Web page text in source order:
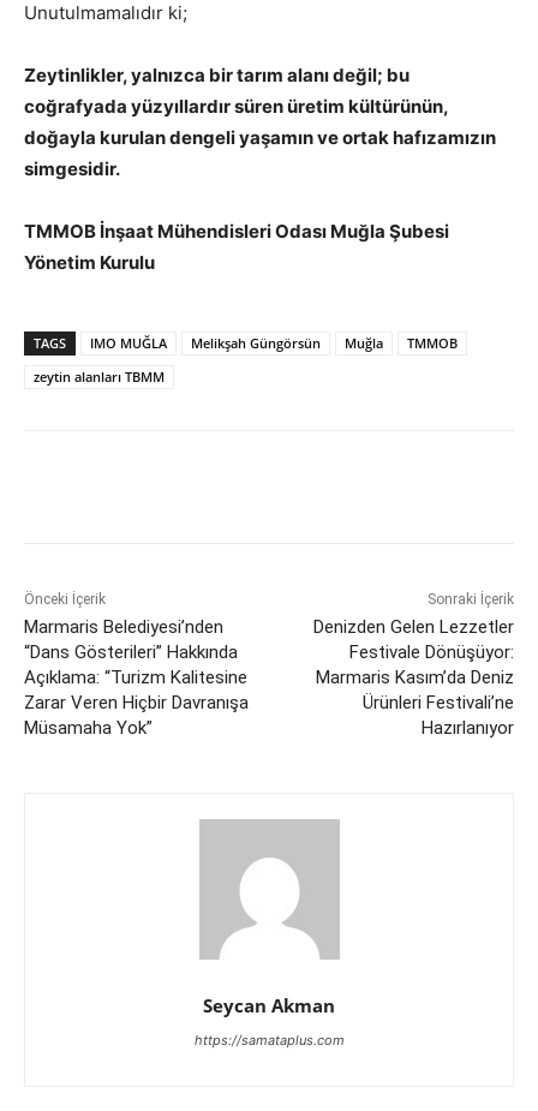
Unutulmamalıdır ki;
Zeytinlikler, yalnızca bir tarım alanı değil; bu
coğrafyada yüzyıllardır süren üretim kültürünün,
doğayla kurulan dengeli yaşamın ve ortak hafızamızın
simgesidir.
TMMOB İnşaat Mühendisleri Odası Muğla Şubesi
Yönetim Kurulu
TAGS IMO MUĞLA Melikşah Güngörsün Muğla
TMMOB
zeytin alanları TBMM
Önceki İçerik
Marmaris Belediyesi’nden
“Dans Gösterileri” Hakkında
Açıklama: “Turizm Kalitesine
Zarar Veren Hiçbir Davranışa
Müsamaha Yok”
Sonraki İçerik
Denizden Gelen Lezzetler
Festivale Dönüşüyor:
Marmaris Kasım’da Deniz
Ürünleri Festivali’ne
Hazırlanıyor
Seycan Akman
https://samataplus.com